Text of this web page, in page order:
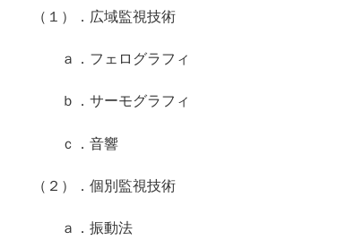
（１）．広域監視技術
ａ．フェログラフィ
ｂ．サーモグラフィ
ｃ．音響
（２）．個別監視技術
ａ．振動法